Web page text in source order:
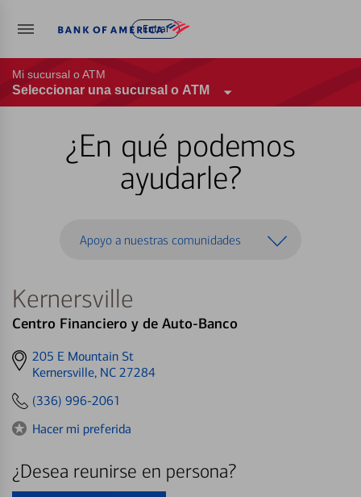
Entrar
Mi sucursal o ATM
Seleccionar una sucursal o ATM
¿En qué podemos
ayudarle?
Apoyo a nuestras comunidades
Kernersville
Centro Financiero y de Auto-Banco
Get
directions
205 E Mountain St
Kernersville, NC 27284
(336) 996-2061
Hacer mi preferida
¿Desea reunirse en persona?